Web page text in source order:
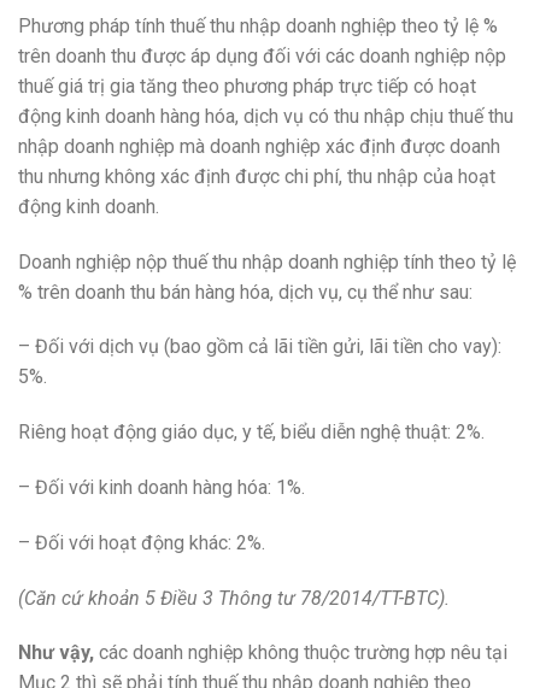
Phương pháp tính thuế thu nhập doanh nghiệp theo tỷ lệ %
trên doanh thu được áp dụng đối với các doanh nghiệp nộp
thuế giá trị gia tăng theo phương pháp trực tiếp có hoạt
động kinh doanh hàng hóa, dịch vụ có thu nhập chịu thuế thu
nhập doanh nghiệp mà doanh nghiệp xác định được doanh
thu nhưng không xác định được chi phí, thu nhập của hoạt
động kinh doanh.
Doanh nghiệp nộp thuế thu nhập doanh nghiệp tính theo tỷ lệ
% trên doanh thu bán hàng hóa, dịch vụ, cụ thể như sau:
– Đối với dịch vụ (bao gồm cả lãi tiền gửi, lãi tiền cho vay):
5%.
Riêng hoạt động giáo dục, y tế, biểu diễn nghệ thuật: 2%.
– Đối với kinh doanh hàng hóa: 1%.
– Đối với hoạt động khác: 2%.
(Căn cứ khoản 5 Điều 3 Thông tư 78/2014/TT-BTC).
Như vậy, các doanh nghiệp không thuộc trường hợp nêu tại
Mục 2 thì sẽ phải tính thuế thu nhập doanh nghiệp theo